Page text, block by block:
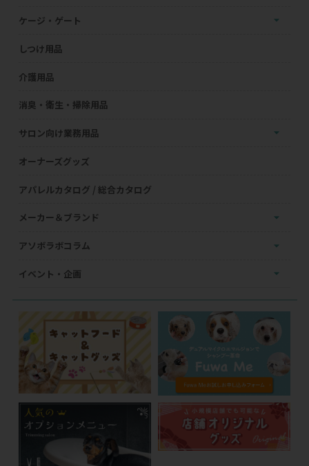
ケージ・ゲート
しつけ用品
介護用品
消臭・衛生・掃除用品
サロン向け業務用品
オーナーズグッズ
アパレルカタログ / 総合カタログ
メーカー＆ブランド
アソボラボコラム
イベント・企画